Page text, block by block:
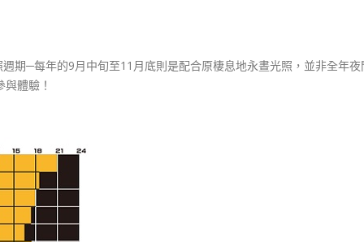
期─每年的9月中旬至11月底則是配合原棲息地永晝光照，並非全年夜
體驗！